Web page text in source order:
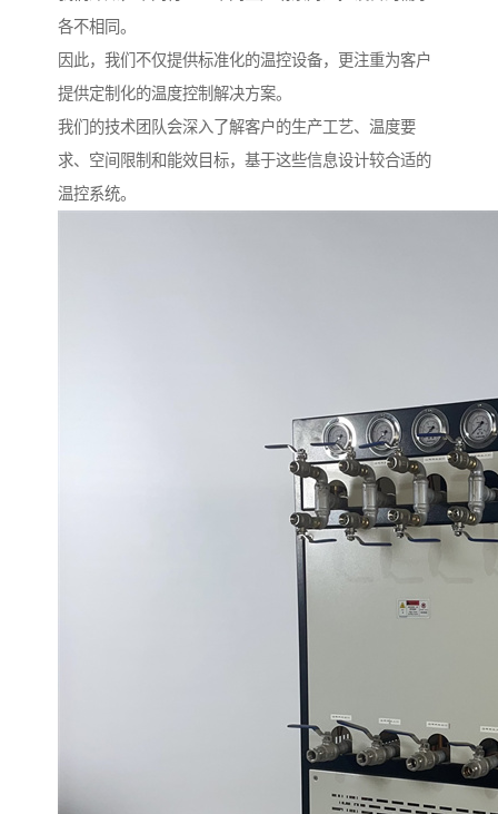
各不相同。
因此，我们不仅提供标准化的温控设备，更注重为客户
提供定制化的温度控制解决方案。
我们的技术团队会深入了解客户的生产工艺、温度要
求、空间限制和能效目标，基于这些信息设计较合适的
温控系统。